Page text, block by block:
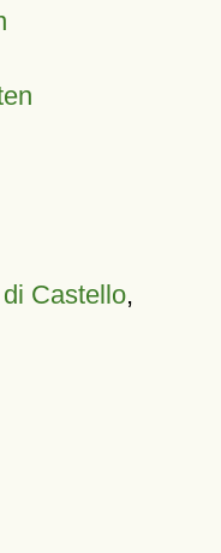
Castello,